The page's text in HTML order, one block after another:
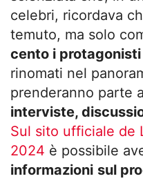
celebri, ricordava
temuto, ma solo
cento i protagonisti
rinomati nel
prenderanno parte a
interviste,
Sul sito ufficiale de
2024 è possibile
informazioni sul